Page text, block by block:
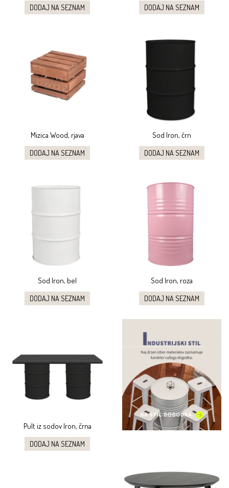
DODAJ NA SEZNAM DODAJ NA SEZNAM
Mizica Wood, rjava
DODAJ NA SEZNAM
Sod Iron, črn
DODAJ NA SEZNAM
Sod Iron, bel
DODAJ NA SEZNAM
Sod Iron, roza
DODAJ NA SEZNAM
Pult iz sodov Iron, črna
DODAJ NA SEZNAM